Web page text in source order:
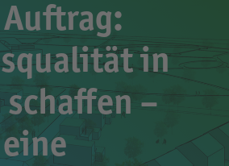
Auftrag:
in
schaffen –